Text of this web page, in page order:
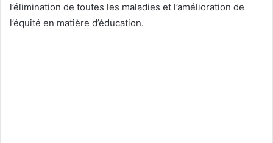
l’élimination de toutes les maladies et l’amélioration de
l’équité en matière d’éducation.